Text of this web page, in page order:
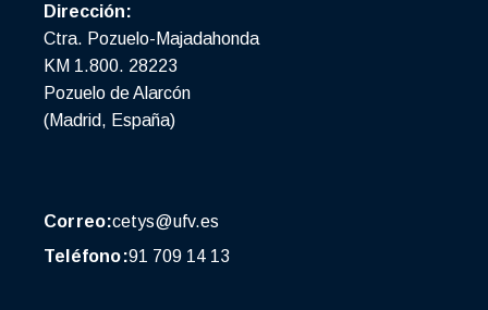
Dirección:
Ctra. Pozuelo-Majadahonda
KM 1.800. 28223
Pozuelo de Alarcón
(Madrid, España)
Correo:cetys@ufv.es
Teléfono:91 709 14 13